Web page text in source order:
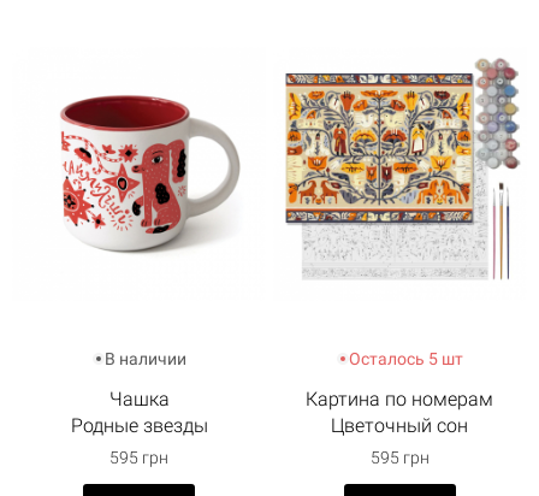
В наличии
Чашка
Родные звезды
595 грн
Осталось 5 шт
Картина по номерам
Цветочный сон
595 грн